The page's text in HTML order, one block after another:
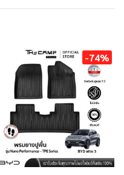
-74%